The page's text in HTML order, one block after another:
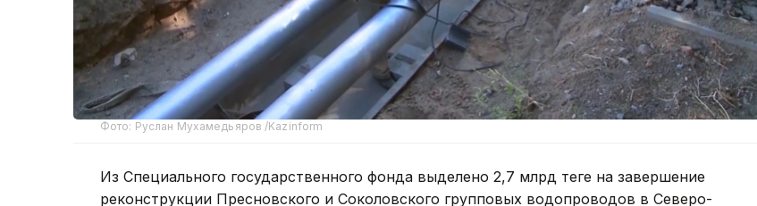
Фото: Руслан Мухамедьяров /Kazinform
Из Специального государственного фонда выделено 2,7 млрд теңге на завершение
реконструкции Пресновского и Соколовского групповых водопроводов в Северо-